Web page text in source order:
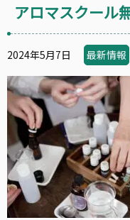
アロマスクール
2024年5月7日 最新情報